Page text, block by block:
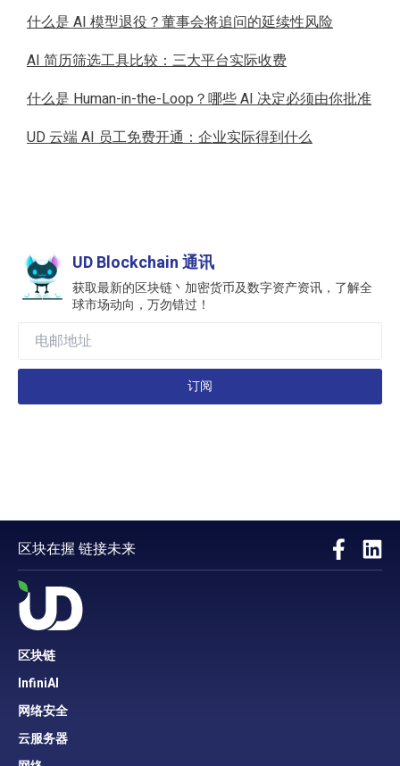
什么是 AI 模型退役？董事会将追问的延续性风险
AI 简历筛选工具比较：三大平台实际收费
什么是 Human-in-the-Loop？哪些 AI 决定必须由你批准
UD 云端 AI 员工免费开通：企业实际得到什么
UD Blockchain 通讯
获取最新的区块链丶加密货币及数字资产资讯，了解全
球市场动向，万勿错过！
订阅
区块在握 链接未来
区块链
InfiniAI
网络安全
云服务器